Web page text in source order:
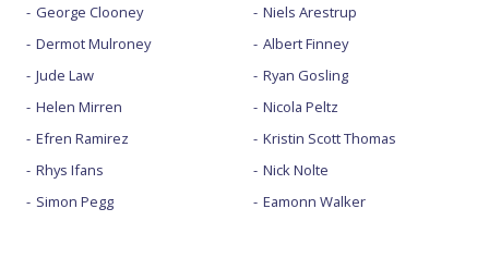
George Clooney
Dermot Mulroney
Jude Law
Helen Mirren
Efren Ramirez
Rhys Ifans
Simon Pegg
Niels Arestrup
Albert Finney
Ryan Gosling
Nicola Peltz
Kristin Scott Thomas
Nick Nolte
Eamonn Walker